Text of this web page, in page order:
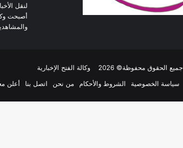
لنقل
أصبحت
جميع الحقوق محفوظة© 2026
وكالة الفتح الإخبارية
سياسة الخصوصية
الشروط والأحكام من نحن اتصل بنا أعلن